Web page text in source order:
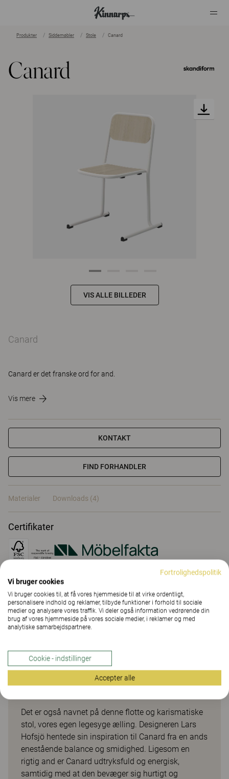
Produkter Siddemøbler Stole Canard
Canard
VIS ALLE BILLEDER
Canard
Canard er det franske ord for and.
Vis mere
KONTAKT
FIND FORHANDLER
Materialer Downloads (4)
Certifikater
Materialer
Downloads (4)
Canard
Det er også navnet på denne flotte og karismatiske
stol, vores egen legesyge ælling. Designeren Lars
Hofsjö hentede sin inspiration til Canard fra en ands
enestående balance og smidighed. Ligesom en
rigtig and er Canard udtryksfuld og energisk,
samtidig med at den bevæger sig hurtigt og
Fortrolighedspolitik
Vi bruger cookies
Vi bruger cookies til, at få vores hjemmeside til at virke ordentligt,
personalisere indhold og reklamer, tilbyde funktioner i forhold til sociale
medier og analysere vores traffik. Vi deler også information vedrørende din
brug af vores hjemmeside på vores sociale medier, i reklamer og med
analytiske samarbejdspartnere.
Cookie - indstillinger
Accepter alle